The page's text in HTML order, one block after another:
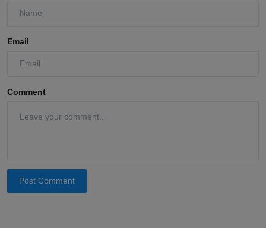
Email
Comment
Post Comment